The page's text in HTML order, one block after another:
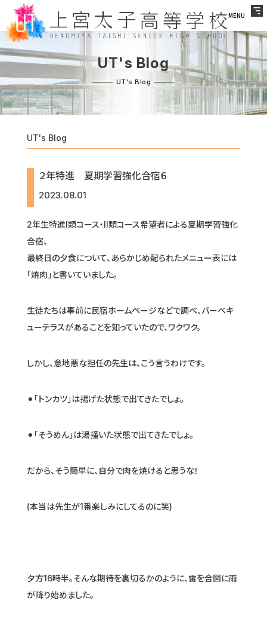
MENU
UT's Blog
UT's Blog
２年特進 夏期学習強化合宿６
2023.08.01
2年生特進I類コース・II類コース希望者による夏期学習強化
合宿、
最終日の夕食について、あらかじめ配られたメニュー表には
「焼肉」と書いていました。
生徒たちは事前に民宿ホームページなどで調べ、バーベキ
ューテラスがあることを知っていたので、ワクワク。
しかし、意地悪な担任の先生は、こう言うわけです。
⚫︎「トンカツ」は揚げた状態で出てきたでしょ。
⚫︎「そうめん」は湯掻いた状態で出てきたでしょ。
だから、そう簡単に、自分で肉を焼けると思うな！
(本当は先生が1番楽しみにしてるのに笑)
夕方16時半。そんな期待を裏切るかのように、雷を合図に雨
が降り始めました。